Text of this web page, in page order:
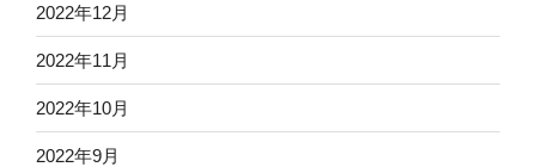
2022年12月
2022年11月
2022年10月
2022年9月